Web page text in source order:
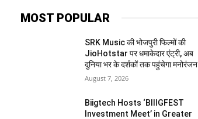
MOST POPULAR
SRK Music की भोजपुरी फिल्मों की
JioHotstar पर धमाकेदार एंट्री, अब
दुनिया भर के दर्शकों तक पहुंचेगा मनोरंजन
August 7, 2026
Biigtech Hosts ‘BIIIGFEST
Investment Meet’ in Greater